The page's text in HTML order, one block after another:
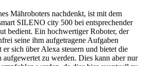
Mähroboters nachdenkt, ist mit dem
SILENO city 500 bei entsprechender
bedient. Ein hochwertiger Roboter, der
seine ihm aufgetragene Aufgaben
er sich über Alexa steuern und bietet die
zu werden. Dies kann aber nur